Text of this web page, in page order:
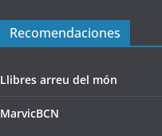
Recomendaciones
Llibres arreu del món
MarvicBCN